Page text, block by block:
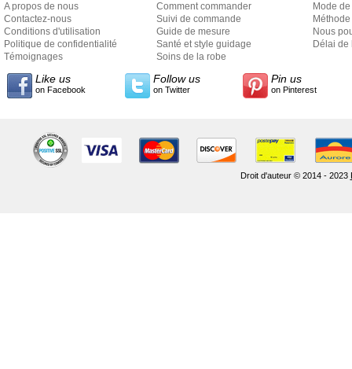
A propos de nous
Contactez-nous
Conditions d'utilisation
Politique de confidentialité
Témoignages
Comment commander
Suivi de commande
Guide de mesure
Santé et style guidage
Soins de la robe
Mode
Nous
Délai de
Like us
on Facebook
Follow us
on Twitter
Pin us
on Pinterest
Droit d'auteur © 2014 - 2023